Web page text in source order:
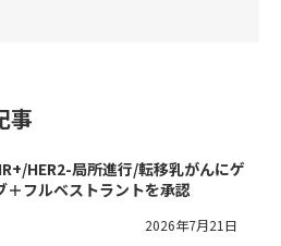
事
HER2-局所進行/転移乳がんにゲ
＋フルベストラントを承認
2026年7月21日